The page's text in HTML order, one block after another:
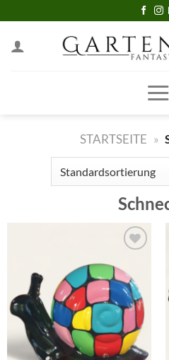
content
STARTSEITE »
Add to
wishlist